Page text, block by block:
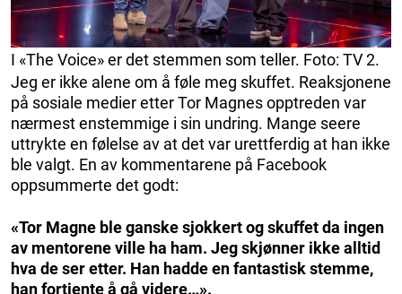
I «The Voice» er det stemmen som teller. Foto: TV 2.
Jeg er ikke alene om å føle meg skuffet. Reaksjonene
på sosiale medier etter Tor Magnes opptreden var
nærmest enstemmige i sin undring. Mange seere
uttrykte en følelse av at det var urettferdig at han ikke
ble valgt. En av kommentarene på Facebook
oppsummerte det godt:
«Tor Magne ble ganske sjokkert og skuffet da ingen
av mentorene ville ha ham. Jeg skjønner ikke alltid
hva de ser etter. Han hadde en fantastisk stemme,
han fortjente å gå videre…».